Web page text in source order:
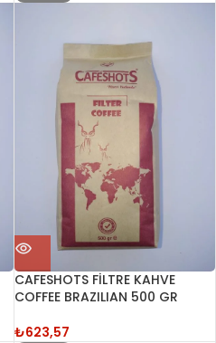
CAFESHOTS FİLTRE KAHVE
COFFEE BRAZILIAN 500 GR
₺623,57